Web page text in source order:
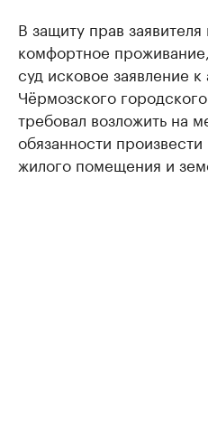
В защиту прав
комфортное
суд исковое заявление
Чёрмозского
требовал возложить на
обязанности
жилого помещения и